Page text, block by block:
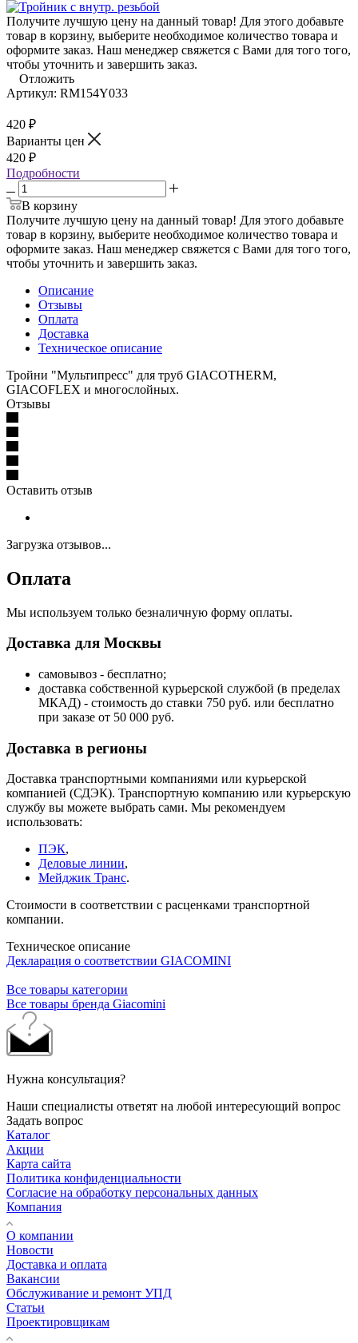
Получите лучшую цену на данный товар! Для этого добавьте
товар в корзину, выберите необходимое количество товара и
оформите заказ. Наш менеджер свяжется с Вами для того того,
чтобы уточнить и завершить заказ.
Отложить
Артикул: RM154Y033
420 ₽
Варианты цен
420 ₽
Подробности
В корзину
Получите лучшую цену на данный товар! Для этого добавьте
товар в корзину, выберите необходимое количество товара и
оформите заказ. Наш менеджер свяжется с Вами для того того,
чтобы уточнить и завершить заказ.
Описание
Отзывы
Оплата
Доставка
Техническое описание
Тройни "Мультипресс" для труб GIACOTHERM,
GIACOFLEX и многослойных.
Отзывы
Оставить отзыв
Загрузка отзывов...
Оплата
Мы используем только безналичную форму оплаты.
Доставка для Москвы
самовывоз - бесплатно;
доставка собственной курьерской службой (в пределах
МКАД) - стоимость до ставки 750 руб. или бесплатно
при заказе от 50 000 руб.
Доставка в регионы
Доставка транспортными компаниями или курьерской
компанией (СДЭК). Транспортную компанию или курьерскую
службу вы можете выбрать сами. Мы рекомендуем
использовать:
ПЭК,
Деловые линии,
Мейджик Транс.
Стоимости в соответствии с расценками транспортной
компании.
Техническое описание
Декларация о соответствии GIACOMINI
Все товары категории
Все товары бренда Giacomini
Нужна консультация?
Наши специалисты ответят на любой интересующий вопрос
Задать вопрос
Каталог
Акции
Карта сайта
Политика конфиденциальности
Согласие на обработку персональных данных
Компания
О компании
Новости
Доставка и оплата
Вакансии
Обслуживание и ремонт УПД
Статьи
Проектировщикам